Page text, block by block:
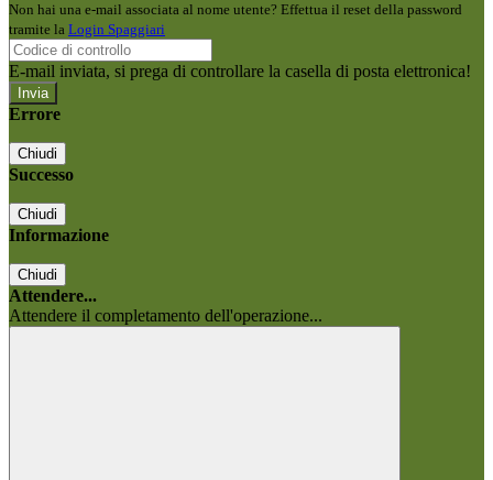
Non hai una e-mail associata al nome utente? Effettua il reset della password
tramite la Login Spaggiari
E-mail inviata, si prega di controllare la casella di posta elettronica!
Errore
Chiudi
Successo
Chiudi
Informazione
Chiudi
Attendere...
Attendere il completamento dell'operazione...